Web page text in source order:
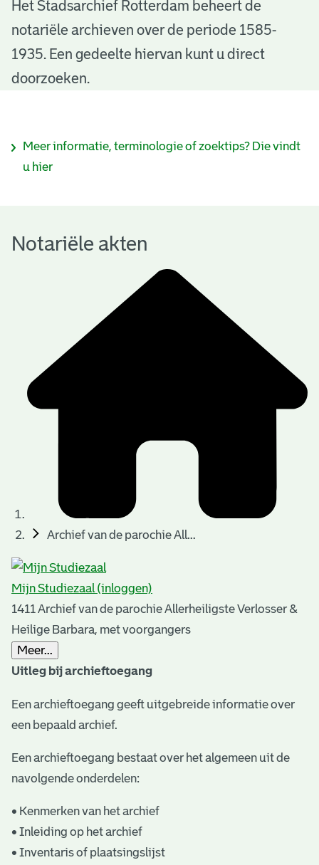
N
o
Het Stadsarchief Rotterdam beheert de
notariële archieven over de periode 1585-
1935. Een gedeelte hiervan kunt u direct
doorzoeken.
I
r
n
a
'
s
n
o
t
r
i
ë
l
e
a
Meer informatie, terminologie of zoektips? Die vindt
u hier
Notariële akten
Archief van de parochie All...
Mijn Studiezaal (inloggen)
1411 Archief van de parochie Allerheiligste Verlosser &
Heilige Barbara, met voorgangers
Meer...
Uitleg bij archieftoegang
Een archieftoegang geeft uitgebreide informatie over
een bepaald archief.
Een archieftoegang bestaat over het algemeen uit de
navolgende onderdelen:
• Kenmerken van het archief
• Inleiding op het archief
• Inventaris of plaatsingslijst